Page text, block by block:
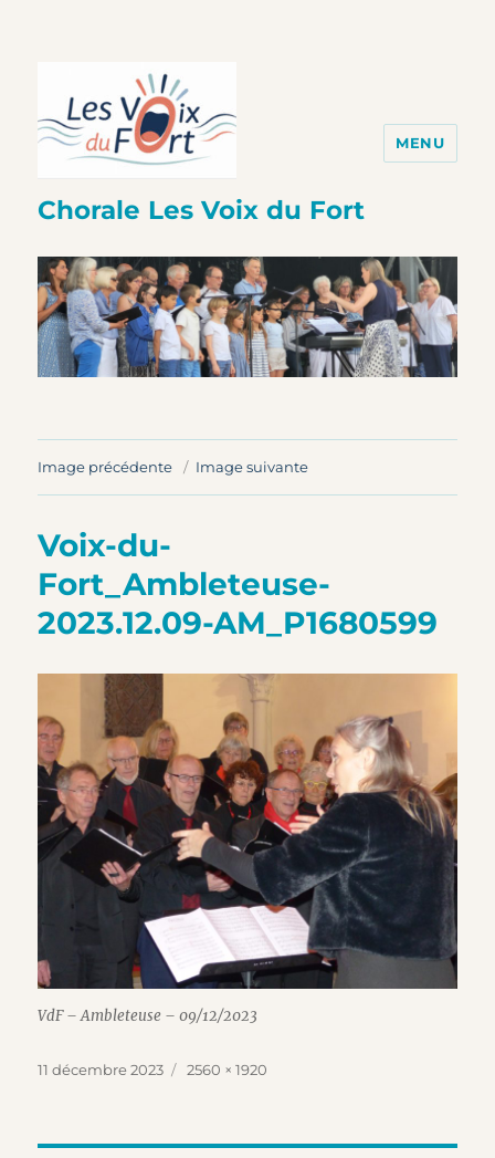
Chorale Les Voix du Fort
MENU
Image précédente Image suivante
Voix-du-
Fort_Ambleteuse-
2023.12.09-AM_P1680599
VdF – Ambleteuse – 09/12/2023
Publié
11 décembre 2023
Taille
2560 × 1920